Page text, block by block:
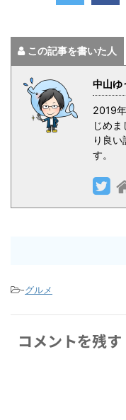
この記事を書いた人
中山ゆ
2019
じめ
り良
す。
-グルメ
コメントを残す